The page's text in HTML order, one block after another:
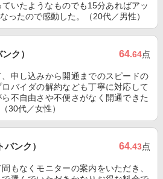
いたようなものでも15分あればアッ
ったので感動した。（20代／男性）
ク） 64.64点
申し込みから開通までのスピードの
バイダの解約なども丁寧に対応して
不自由さや不便さがなく開通できた
30代／女性）
ンク） 64.43点
もなくモニターの案内をいただき、